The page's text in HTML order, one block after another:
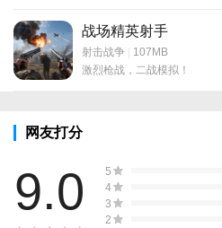
战场精英射手
射击战争 | 107MB
激烈枪战，二战模拟！
网友打分
9.0
5
4
3
2